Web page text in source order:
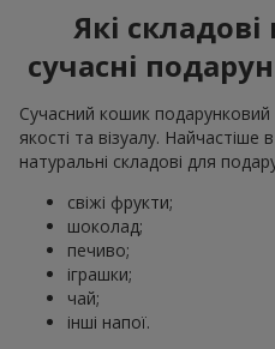
Які
сучасні
Сучасний кошик
якості та візуалу.
натуральні складові для
свіжі фрукти;
шоколад;
печиво;
іграшки;
чай;
інші напої.